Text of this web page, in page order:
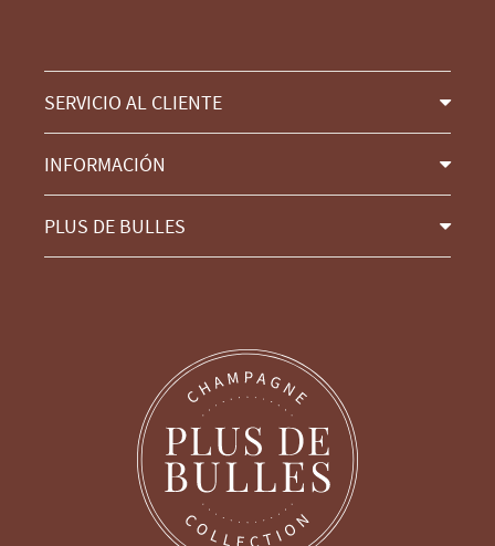
SERVICIO AL CLIENTE
INFORMACIÓN
PLUS DE BULLES